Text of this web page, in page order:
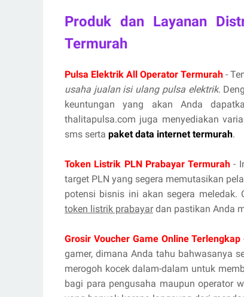
Produk dan Layanan
Termurah
Pulsa Elektrik All Operator Termurah -
usaha jualan isi ulang pulsa elektrik.
keuntungan yang akan Anda
thalitapulsa.com juga menyediakan
sms serta paket data internet termurah.
Token Listrik PLN Prabayar Termurah -
target PLN yang segera memutasikan
potensi bisnis ini akan segera meledak.
token listrik prabayardan pastikan Anda
Grosir Voucher Game Online Terlengkap
gamer, dimana Anda tahu bahwasanya
merogoh kocek dalam-dalam untuk
bagi para pengusaha maupun operator